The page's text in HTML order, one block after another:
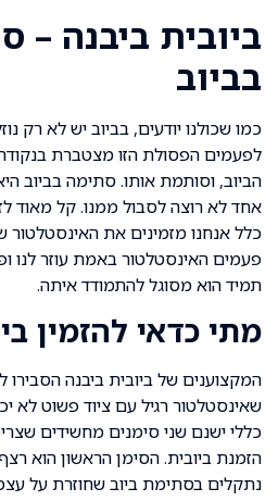
ביובית ביבנה –
בביוב
כמו שכולנו יודעים, בביוב יש לא רק
לפעמים הפסולת הזו מצטברת
הביוב, וסותמת אותו. סתימה בביוב
אחד לא רוצה לסבול ממנו. קל מאוד
כלל אנחנו מזמינים את האינסטלטור
פעמים האינסטלטור באמת עוזר
תמיד הוא מסוגל להתמודד איתה.
מתי כדאי להזמין
המקצוענים של ביובית ביבנה הסבירו
שאינסטלטור רגיל עם ציוד פשוט לא
כללי ישנם שני סימנים מחשידים
הזמנת ביובית. הסימן הראשון הוא
נתקלים בסתימת ביוב שחוזרת על